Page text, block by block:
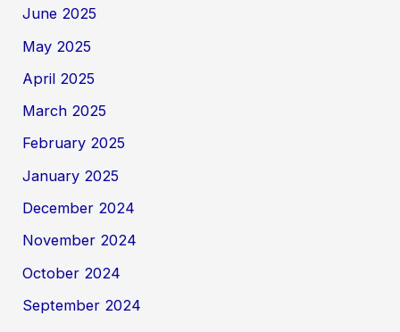
June 2025
May 2025
April 2025
March 2025
February 2025
January 2025
December 2024
November 2024
October 2024
September 2024